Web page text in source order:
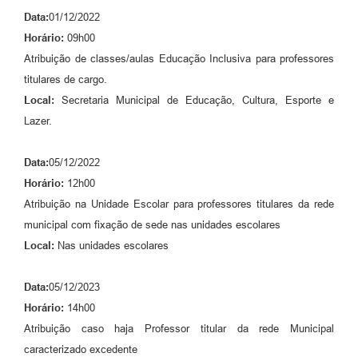
Data:01/12/2022
Horário: 09h00
Atribuição de classes/aulas Educação Inclusiva para professores
titulares de cargo.
Local: Secretaria Municipal de Educação, Cultura, Esporte e
Lazer.
Data:05/12/2022
Horário: 12h00
Atribuição na Unidade Escolar para professores titulares da rede
municipal com fixação de sede nas unidades escolares
Local: Nas unidades escolares
Data:05/12/2023
Horário: 14h00
Atribuição caso haja Professor titular da rede Municipal
caracterizado excedente